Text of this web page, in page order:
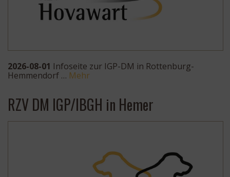
2026-08-01 Infoseite zur IGP-DM in Rottenburg-
Hemmendorf … Mehr
RZV DM IGP/IBGH in Hemer